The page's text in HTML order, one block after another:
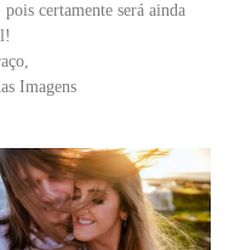
certamente será ainda
Imagens